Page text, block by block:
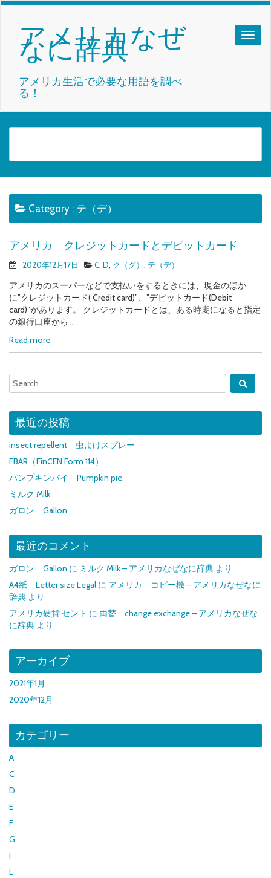
アメリカなぜ
なに辞典
アメリカ生活で必要な用語を調べ
る！
Category : テ（デ）
アメリカ クレジットカードとデビットカード
2020年12月17日 C, D, ク（グ） , テ（デ）
アメリカのスーパーなどで支払いをするときには、現金のほか
に”クレジットカード( Credit card)”、”デビットカード(Debit
card)”があります。 クレジットカードとは、ある時期になると指定
の銀行口座から ..
Read more
最近の投稿
insect repellent 虫よけスプレー
FBAR（FinCEN Form 114）
パンプキンパイ Pumpkin pie
ミルク Milk
ガロン Gallon
最近のコメント
ガロン Gallon に ミルク Milk – アメリカなぜなに辞典 より
A4紙 Letter size Legal に アメリカ コピー機 – アメリカなぜなに
辞典 より
アメリカ硬貨 セント に 両替 change exchange – アメリカなぜな
に辞典 より
アーカイブ
2021年1月
2020年12月
カテゴリー
A
C
D
E
F
G
I
L